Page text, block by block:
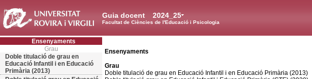
2024_25
Guia docent
Facultat de Ciències de l'Educació i Psicologia
Ensenyaments
Grau
Doble titulació de grau en
Educació Infantil i en Educació
Primària (2013)
Ensenyaments
Grau
Doble titulació de grau en Educació Infantil i en Educació Primària (2013)